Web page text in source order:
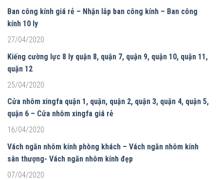
Ban công kính giá rẻ – Nhận lắp ban công kính – Ban công
kính 10 ly
27/04/2020
Kiếng cường lực 8 ly quận 8, quận 7, quận 9, quận 10, quận 11,
quận 12
25/04/2020
Cửa nhôm xingfa quận 1, quận, quận 2, quận 3, quận 4, quận 5,
quận 6 – Cửa nhôm xingfa giá rẻ
16/04/2020
Vách ngăn nhôm kính phòng khách – Vách ngăn nhôm kính
sân thượng- Vách ngăn nhôm kính đẹp
07/04/2020